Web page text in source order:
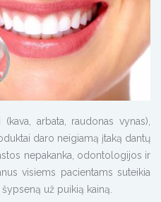
arbata, raudonas vynas),
daro neigiamą įtaką dantų
nepakanka, odontologijos ir
visiems pacientams suteikia
už puikią kainą.